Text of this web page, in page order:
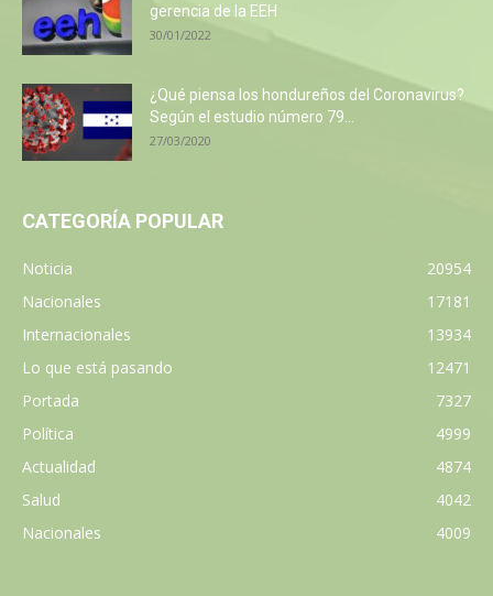
gerencia de la EEH
30/01/2022
¿Qué piensa los hondureños del Coronavirus?
Según el estudio número 79...
27/03/2020
CATEGORÍA POPULAR
Noticia
20954
Nacionales
17181
Internacionales
13934
Lo que está pasando
12471
Portada
7327
Política
4999
Actualidad
4874
Salud
4042
Nacionales
4009